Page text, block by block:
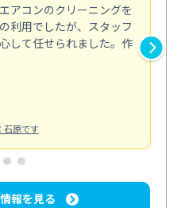
アコンのクリーニングを
利用でしたが、スタッフ
して任せられました。作
石原です
報を見る